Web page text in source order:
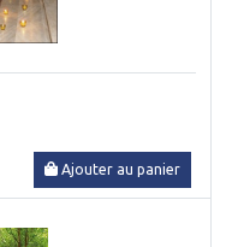
Ajouter au panier